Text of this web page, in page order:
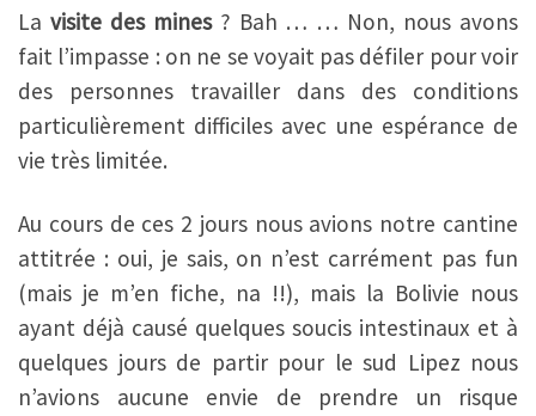
La visite des mines? Bah … … Non, nous avons
fait l’impasse : on ne se voyait pas défiler pour voir
des personnes travailler dans des conditions
particulièrement difficiles avec une espérance de
vie très limitée.
Au cours de ces 2 jours nous avions notre cantine
attitrée : oui, je sais, on n’est carrément pas fun
(mais je m’en fiche, na !!), mais la Bolivie nous
ayant déjà causé quelques soucis intestinaux et à
quelques jours de partir pour le sud Lipez nous
n’avions aucune envie de prendre un risque